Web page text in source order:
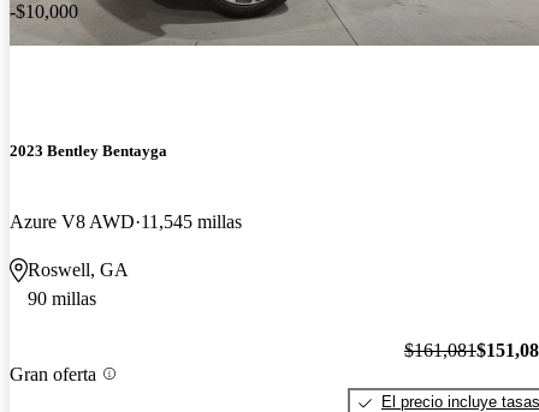
-$10,000
2023 Bentley Bentayga
Azure V8 AWD 11,545 millas
Roswell, GA
90 millas
Gran oferta
$161,081
El precio incluye tasas